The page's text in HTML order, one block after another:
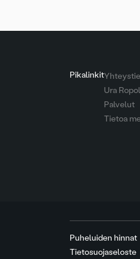
Pikalinkit
Ura
Palvelut
Tietoa
Puheluiden hinnat
Tietosuojaseloste